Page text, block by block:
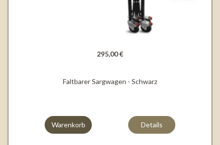
295,00 €
Faltbarer Sargwagen - Schwarz
Warenkorb Details